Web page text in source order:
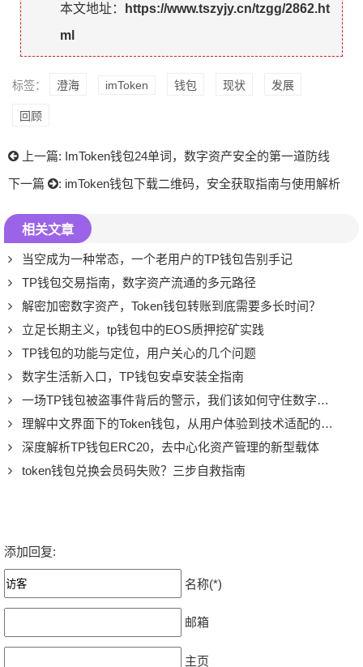
本文地址：
https://www.tszyjy.cn/tzgg/2862.ht
ml
标签： 澄海 imToken 钱包 现状 发展
回顾
上一篇: ImToken钱包24单词，数字资产安全的第一道防线
下一篇
: imToken钱包下载二维码，安全获取指南与使用解析
相关文章
当空成为一种常态，一个老用户的TP钱包告别手记
TP钱包交易指南，数字资产流通的多元路径
解密加密数字资产，Token钱包转账到底需要多长时间？
立足长期主义，tp钱包中的EOS质押挖矿实践
TP钱包的功能与定位，用户关心的几个问题
数字生活新入口，TP钱包安卓安装全指南
一场TP钱包被盗事件背后的警示，我们该如何守住数字资产？
理解中文界面下的Token钱包，从用户体验到技术适配的思考
深度解析TP钱包ERC20，去中心化资产管理的新型载体
token钱包兑换会员码失败？三步自救指南
添加回复:
名称(*)
邮箱
主页